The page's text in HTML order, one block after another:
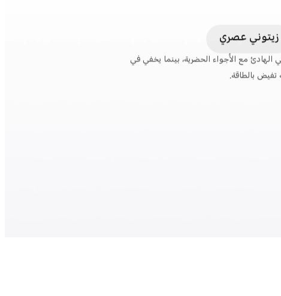
زيتوني عصري
أسود فاخر
بين قاعدة داكنة بعمق الحبر وتماوجات ضوئية
تبرز دون مبالغة.